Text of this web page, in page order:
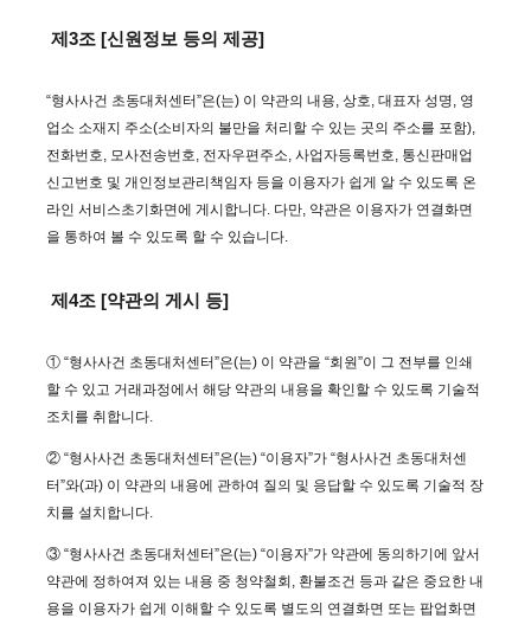
제3조 [신원정보 등의 제공]
“형사사건 초동대처센터”은(는) 이 약관의 내용, 상호, 대표자 성명, 영
업소 소재지 주소(소비자의 불만을 처리할 수 있는 곳의 주소를 포함),
전화번호, 모사전송번호, 전자우편주소, 사업자등록번호, 통신판매업
신고번호 및 개인정보관리책임자 등을 이용자가 쉽게 알 수 있도록 온
라인 서비스초기화면에 게시합니다. 다만, 약관은 이용자가 연결화면
을 통하여 볼 수 있도록 할 수 있습니다.
제4조 [약관의 게시 등]
① “형사사건 초동대처센터”은(는) 이 약관을 “회원”이 그 전부를 인쇄
할 수 있고 거래과정에서 해당 약관의 내용을 확인할 수 있도록 기술적
조치를 취합니다.
② “형사사건 초동대처센터”은(는) “이용자”가 “형사사건 초동대처센
터”와(과) 이 약관의 내용에 관하여 질의 및 응답할 수 있도록 기술적 장
치를 설치합니다.
③ “형사사건 초동대처센터”은(는) “이용자”가 약관에 동의하기에 앞서
약관에 정하여져 있는 내용 중 청약철회, 환불조건 등과 같은 중요한 내
용을 이용자가 쉽게 이해할 수 있도록 별도의 연결화면 또는 팝업화면